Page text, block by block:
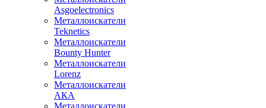
Asgoelectronics
Металлоискатели
Teknetics
Металлоискатели
Bounty Hunter
Металлоискатели
Lorenz
Металлоискатели
АКА
Металлоискатели